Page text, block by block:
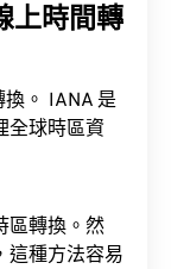
上時間轉
。 IANA 是
全球時區資
區轉換。然
這種方法容易